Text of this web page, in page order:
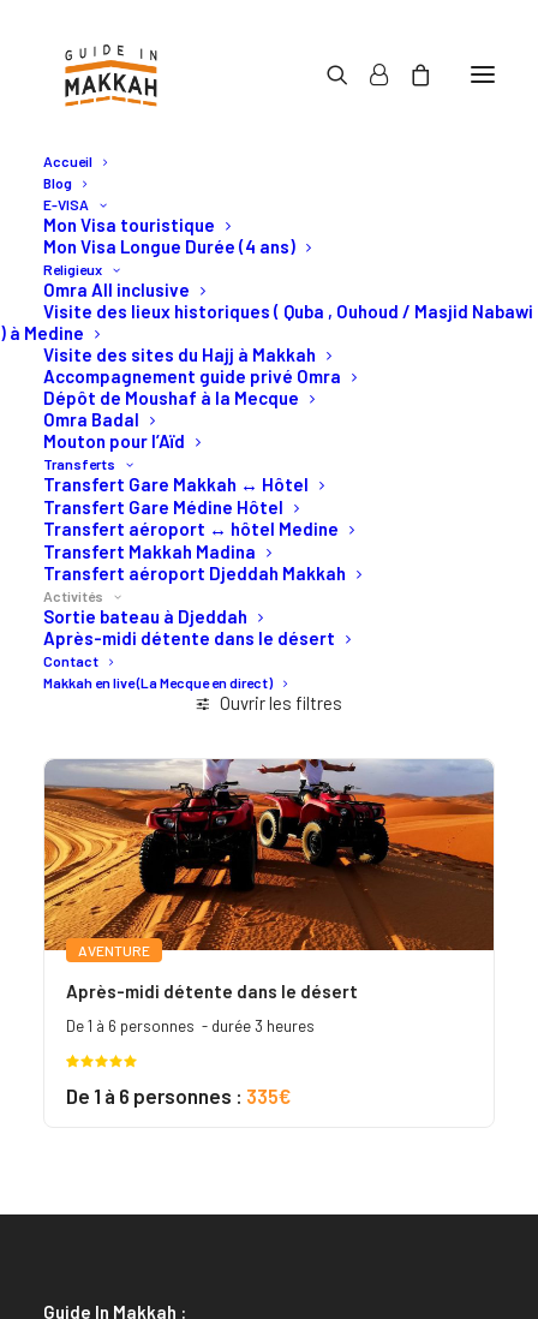
Accueil
Blog
E-VISA
Mon Visa touristique
Mon Visa Longue Durée (4 ans)
Religieux
Omra All inclusive
Visite des lieux historiques ( Quba , Ouhoud / Masjid Nabawi
) à Medine
Visite des sites du Hajj à Makkah
Accompagnement guide privé Omra
Dépôt de Moushaf à la Mecque
Omra Badal
Mouton pour l’Aïd
Transferts
Transfert Gare Makkah ↔ Hôtel
Transfert Gare Médine Hôtel
Transfert aéroport ↔ hôtel Medine
Transfert Makkah Madina
Transfert aéroport Djeddah Makkah
Activités
Sortie bateau à Djeddah
Après-midi détente dans le désert
Contact
Makkah en live (La Mecque en direct)
Activités en Arabie
Saoudite
Les meilleurs activités à
Djeddah et à Makkah.
Ouvrir les filtres
AVENTURE
Après-midi détente dans le désert
De 1 à 6 personnes - durée 3 heures
sur 5
De 1 à 6 personnes : 335€
Guide In Makkah :